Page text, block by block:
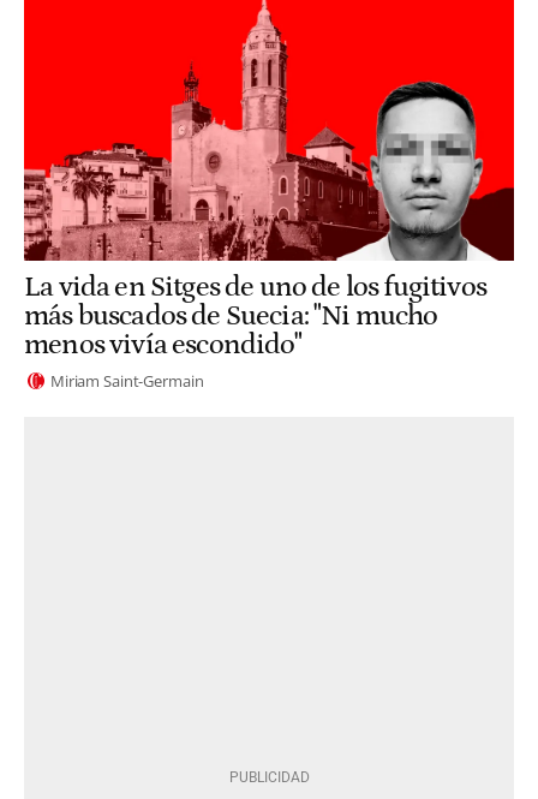
La vida en Sitges de uno de los fugitivos
más buscados de Suecia: "Ni mucho
menos vivía escondido"
Miriam Saint-Germain